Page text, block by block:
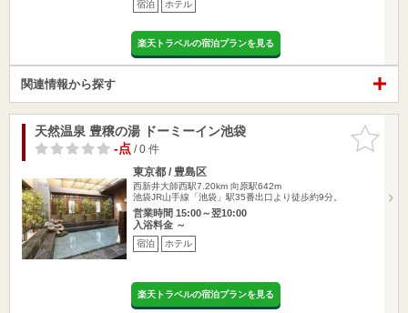
宿泊 ホテル
楽天トラベルの宿泊プランを見る
関連情報から探す
お気に入
りに追加
天然温泉 豊穣の湯 ドーミーイン池袋
-点/ 0 件
東京都 / 豊島区
西新井大師西駅7.20km 向原駅642m
池袋JR山手線「池袋」駅35番出口より徒歩約9分。
営業時間 15:00～翌10:00
入浴料金 ～
宿泊 ホテル
楽天トラベルの宿泊プランを見る